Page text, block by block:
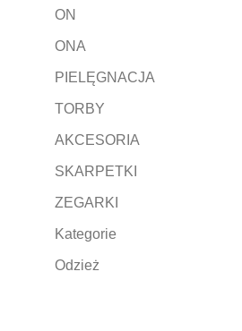
ON
ONA
PIELĘGNACJA
TORBY
AKCESORIA
SKARPETKI
ZEGARKI
Kategorie
Odzież